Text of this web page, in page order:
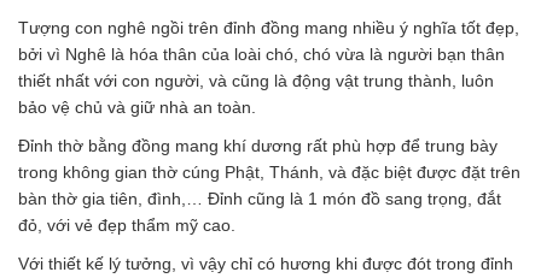
Tượng con nghê ngồi trên đỉnh đồng mang nhiều ý nghĩa tốt đẹp,
bởi vì Nghê là hóa thân của loài chó, chó vừa là người bạn thân
thiết nhất với con người, và cũng là động vật trung thành, luôn
bảo vệ chủ và giữ nhà an toàn.
Đỉnh thờ bằng đồng mang khí dương rất phù hợp để trung bày
trong không gian thờ cúng Phật, Thánh, và đặc biệt được đặt trên
bàn thờ gia tiên, đình,… Đỉnh cũng là 1 món đồ sang trọng, đắt
đỏ, với vẻ đẹp thẩm mỹ cao.
Với thiết kế lý tưởng, vì vậy chỉ có hương khi được đót trong đỉnh